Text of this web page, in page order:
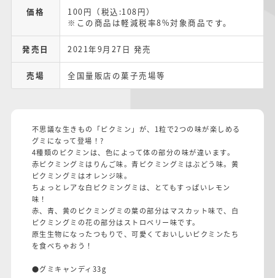
価格
100円（税込:108円）
※この商品は軽減税率8%対象商品です。
発売日 2021年9月27日 発売
売場 全国量販店の菓子売場等
不思議な生きもの「ピクミン」が、1粒で2つの味が楽しめる
グミになって登場！?
4種類のピクミンは、色によって体の部分の味が違います。
赤ピクミングミはりんご味。青ピクミングミはぶどう味。黄
ピクミングミはオレンジ味。
ちょっとレアな白ピクミングミは、とてもすっぱいレモン
味！
赤、青、黄のピクミングミの葉の部分はマスカット味で、白
ピクミングミの花の部分はストロベリー味です。
原生生物になったつもりで、可愛くておいしいピクミンたち
を食べちゃおう！
●グミキャンディ33g